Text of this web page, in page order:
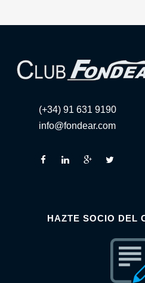
(+34) 91 631 9190
info@fondear.com
HAZTE SOCIO DEL